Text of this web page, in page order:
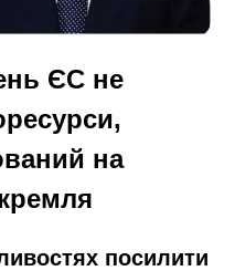
ЄС не
на
посилити